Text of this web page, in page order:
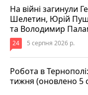
На війні загинули
Шелетин, Юрій
та Володимир
24 5 серпня 2026 р.
Робота в Тернополі:
тижня (оновлено 5